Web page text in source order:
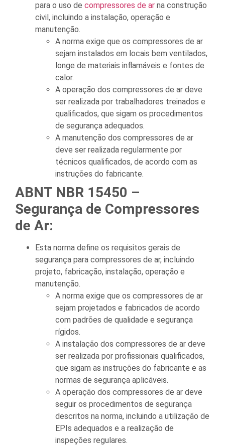
para o uso de compressores de ar na construção
civil, incluindo a instalação, operação e
manutenção.
A norma exige que os compressores de ar
sejam instalados em locais bem ventilados,
longe de materiais inflamáveis e fontes de
calor.
A operação dos compressores de ar deve
ser realizada por trabalhadores treinados e
qualificados, que sigam os procedimentos
de segurança adequados.
A manutenção dos compressores de ar
deve ser realizada regularmente por
técnicos qualificados, de acordo com as
instruções do fabricante.
ABNT NBR 15450 –
Segurança de Compressores
de Ar:
Esta norma define os requisitos gerais de
segurança para compressores de ar, incluindo
projeto, fabricação, instalação, operação e
manutenção.
A norma exige que os compressores de ar
sejam projetados e fabricados de acordo
com padrões de qualidade e segurança
rígidos.
A instalação dos compressores de ar deve
ser realizada por profissionais qualificados,
que sigam as instruções do fabricante e as
normas de segurança aplicáveis.
A operação dos compressores de ar deve
seguir os procedimentos de segurança
descritos na norma, incluindo a utilização de
EPIs adequados e a realização de
inspeções regulares.